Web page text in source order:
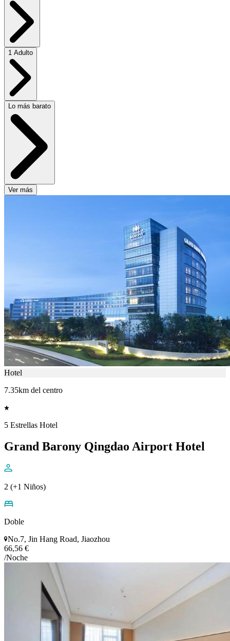
1 Adulto
Lo más barato
Ver más
Hotel
7.35km del centro
5 Estrellas Hotel
Grand Barony Qingdao Airport Hotel
2 (+1 Niños)
Doble
No.7, Jin Hang Road, Jiaozhou
66,56 €
/Noche